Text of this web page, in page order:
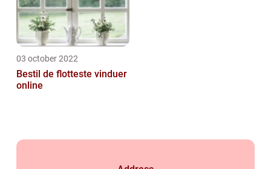
03 october 2022
Bestil de flotteste vinduer
online